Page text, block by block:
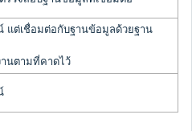
แต่เชื่อมต่อกับฐานข้อมูลด้วยฐาน
นตามที่คาดไว้